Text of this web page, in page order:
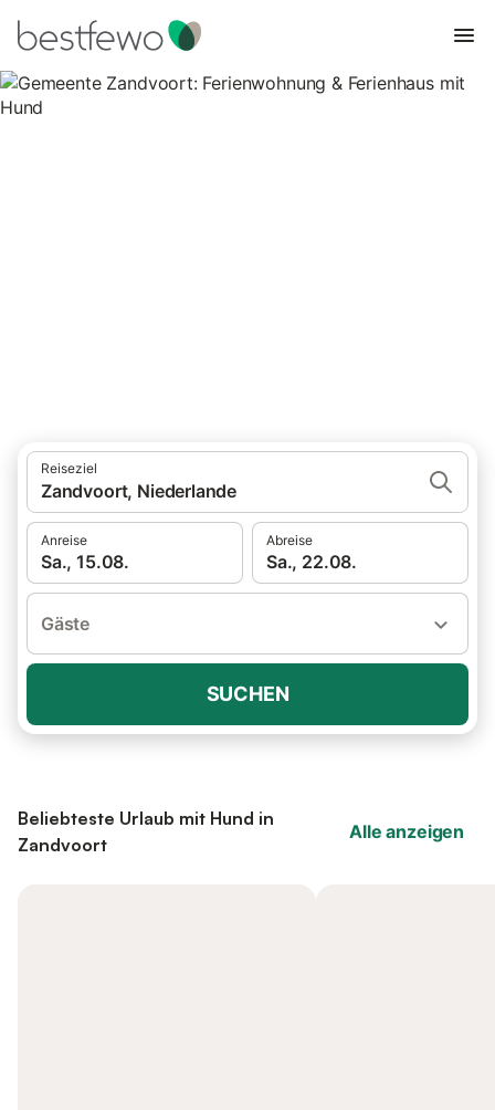
Reiseziel
Zandvoort, Niederlande
Anreise
Sa., 15.08.
Abreise
Sa., 22.08.
Gäste
SUCHEN
Beliebteste Urlaub mit Hund in
Zandvoort
Alle anzeigen